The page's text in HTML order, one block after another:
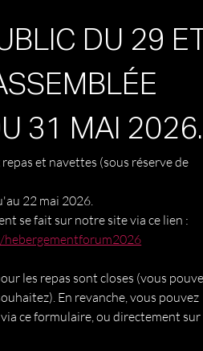
DU 29
31 MAI 2026.
et navettes (sous réserve de
les repas sont closes (vous
En revanche, vous pouvez
ce formulaire, ou directement sur